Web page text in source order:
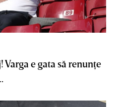
Varga e gata să renunţe